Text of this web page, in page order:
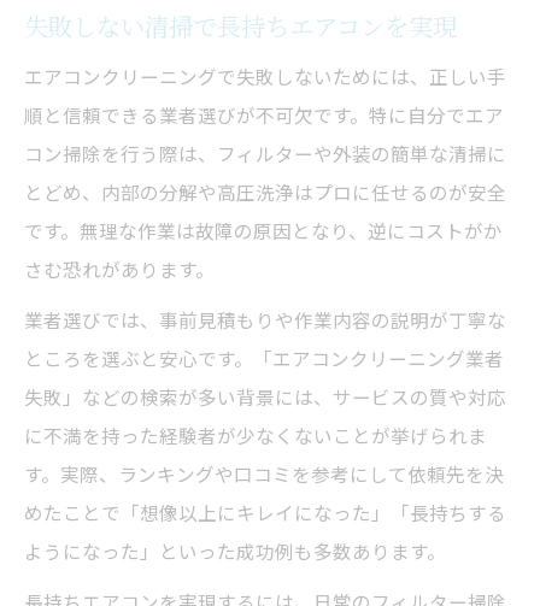
失敗しない清掃で長持ちエアコンを実現
エアコンクリーニングで失敗しないためには、正しい手
順と信頼できる業者選びが不可欠です。特に自分でエア
コン掃除を行う際は、フィルターや外装の簡単な清掃に
とどめ、内部の分解や高圧洗浄はプロに任せるのが安全
です。無理な作業は故障の原因となり、逆にコストがか
さむ恐れがあります。
業者選びでは、事前見積もりや作業内容の説明が丁寧な
ところを選ぶと安心です。「エアコンクリーニング業者
失敗」などの検索が多い背景には、サービスの質や対応
に不満を持った経験者が少なくないことが挙げられま
す。実際、ランキングや口コミを参考にして依頼先を決
めたことで「想像以上にキレイになった」「長持ちする
ようになった」といった成功例も多数あります。